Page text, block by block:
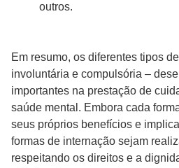
outros.
Em resumo, os diferentes tipos
involuntária e compulsória –
importantes na prestação de
saúde mental. Embora cada
seus próprios benefícios e
formas de internação sejam
respeitando os direitos e a